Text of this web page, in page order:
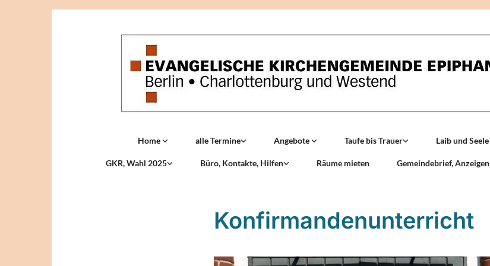
Home alle Termine Angebote Taufe bis Trauer Laib und Seele
GKR, Wahl 2025 Büro, Kontakte, Hilfen Räume mieten Gemeindebrief, Anzeigen
Konfirmandenunterricht